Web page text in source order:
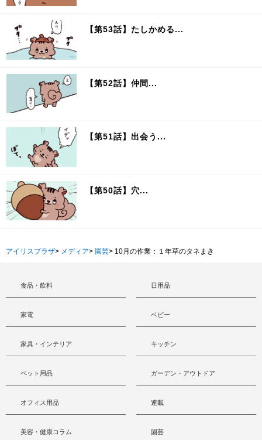
【第53話】たしかめる...
【第52話】仲間...
【第51話】出会う...
【第50話】穴...
アイリスプラザ> メディア> 園芸> 10月の作業：１年草のタネまき
食品・飲料 日用品
家電 ベビー
家具・インテリア キッチン
ペット用品 ガーデン・アウトドア
オフィス用品 連載
美容・健康コラム 園芸